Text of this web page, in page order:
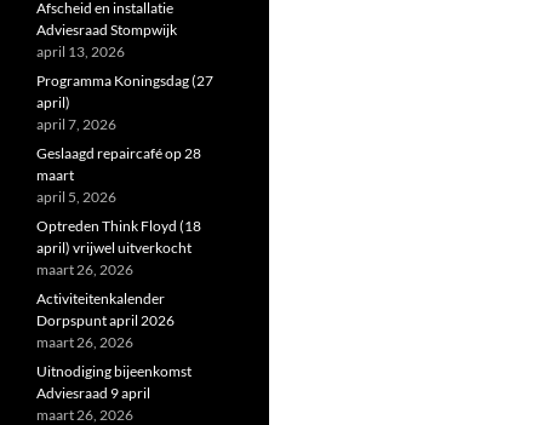
Afscheid en installatie
Adviesraad Stompwijk
april 13, 2026
Programma Koningsdag (27
april)
april 7, 2026
Geslaagd repaircafé op 28
maart
april 5, 2026
Optreden Think Floyd (18
april) vrijwel uitverkocht
maart 26, 2026
Activiteitenkalender
Dorpspunt april 2026
maart 26, 2026
Uitnodiging bijeenkomst
Adviesraad 9 april
maart 26, 2026